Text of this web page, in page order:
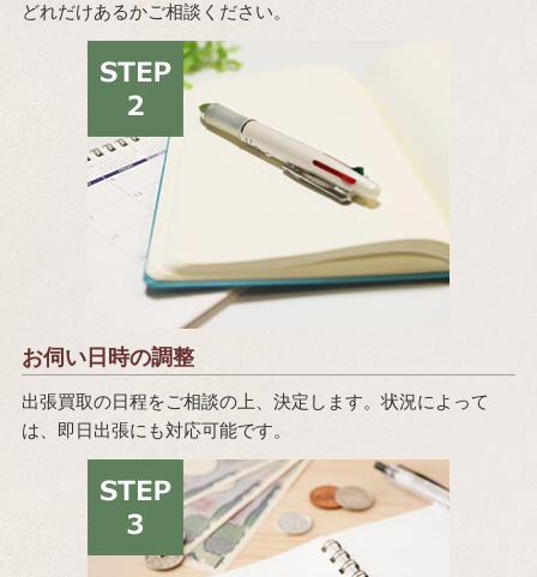
どれだけあるかご相談ください。
お伺い日時の調整
出張買取の日程をご相談の上、決定します。状況によって
は、即日出張にも対応可能です。